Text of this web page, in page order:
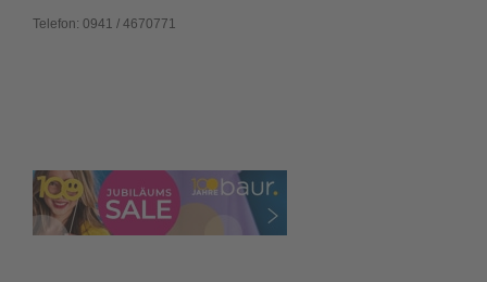
Telefon: 0941 / 4670771